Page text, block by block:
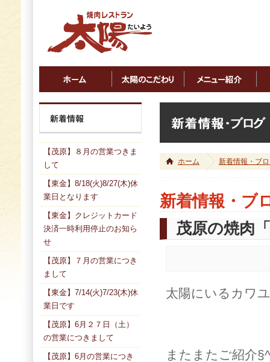
ホーム 新着情報・ブ
新着情報・ブ
茂原の焼肉
太陽にいるカワ
またまたご紹介
【茂原】８月の営業つきま
して
【東金】8/18(火)8/27(木)休
業日となります
【東金】クレジットカード
決済一時利用停止のお知ら
せ
【茂原】７月の営業につき
まして
【東金】7/14(火)7/23(木)休
業日です
【茂原】6月２７日（土）
の営業につきまして
【茂原】6月の営業につき